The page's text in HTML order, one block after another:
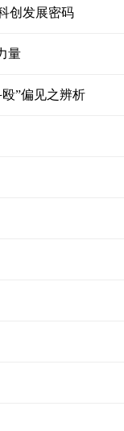
创发展密码
量
”偏见之辨析